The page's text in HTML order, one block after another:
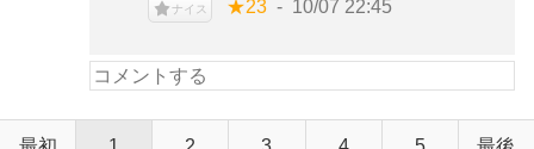
ナイス ★23 10/07 22:45